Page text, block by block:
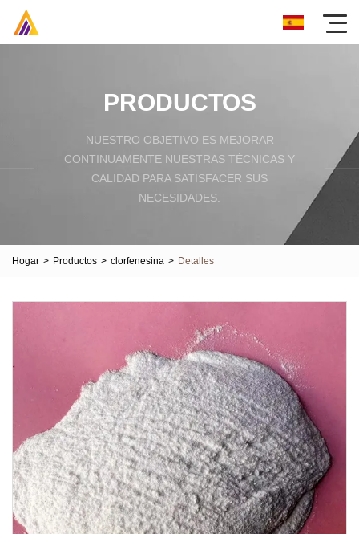
PRODUCTOS
NUESTRO OBJETIVO ES MEJORAR
CONTINUAMENTE NUESTRAS TÉCNICAS Y
CALIDAD PARA SATISFACER SUS
NECESIDADES.
Hogar > Productos > clorfenesina > Detalles